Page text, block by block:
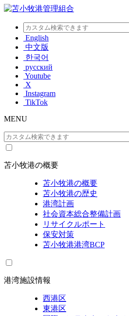
English
中文版
한국어
русский
Youtube
X
Instagram
TikTok
MENU
苫小牧港の概要
苫小牧港の概要
苫小牧港の歴史
港湾計画
社会資本総合整備計画
リサイクルポート
保安対策
苫小牧港港湾BCP
港湾施設情報
西港区
東港区